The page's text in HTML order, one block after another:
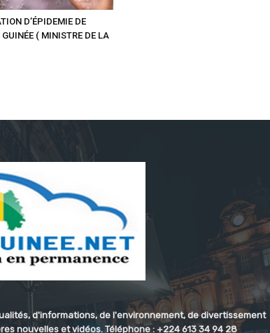
D’ÉPIDEMIE DE
GUINÉE ( MINISTRE DE LA
d'informations, de l'environnement, de divertissement
nouvelles et vidéos. Téléphone : +224 613 34 94 28